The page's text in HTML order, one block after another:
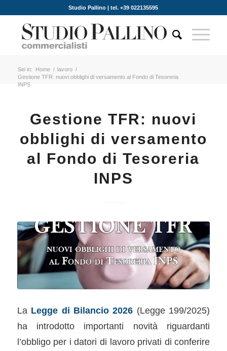
Studio Pallino | tel. +39 022135595
Sei in: Home / lavoro /
Gestione TFR: nuovi obblighi di versamento al Fondo di Tesoreria
INPS
Gestione TFR: nuovi
obblighi di versamento
al Fondo di Tesoreria
INPS
La Legge di Bilancio 2026 (Legge 199/2025)
ha introdotto importanti novità riguardanti
l’obbligo per i datori di lavoro privati di conferire